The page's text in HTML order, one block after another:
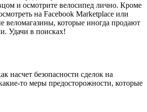
и осмотрите велосипед лично. Кроме
на Facebook Marketplace или
веломагазины, которые иногда продают
Удачи в поисках!
насчет безопасности сделок на
то меры предосторожности, которые